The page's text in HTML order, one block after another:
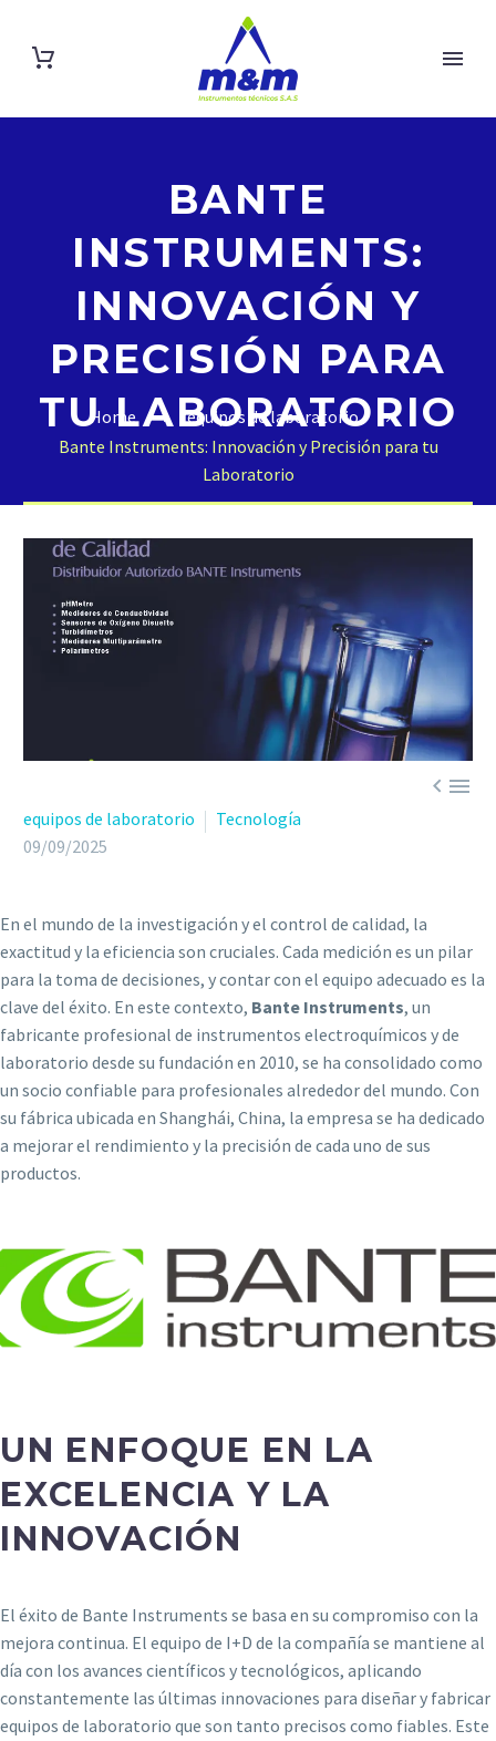
BANTE
INSTRUMENTS:
INNOVACIÓN Y
PRECISIÓN PARA
TU LABORATORIO
Home
equipos de laboratorio
Bante Instruments: Innovación y Precisión para tu
Laboratorio

equipos de laboratorio
Tecnología
09/09/2025
En el mundo de la investigación y el control de calidad, la
exactitud y la eficiencia son cruciales. Cada medición es un pilar
para la toma de decisiones, y contar con el equipo adecuado es la
clave del éxito. En este contexto, Bante Instruments, un
fabricante profesional de instrumentos electroquímicos y de
laboratorio desde su fundación en 2010, se ha consolidado como
un socio confiable para profesionales alrededor del mundo. Con
su fábrica ubicada en Shanghái, China, la empresa se ha dedicado
a mejorar el rendimiento y la precisión de cada uno de sus
productos.
UN ENFOQUE EN LA
EXCELENCIA Y LA
INNOVACIÓN
El éxito de Bante Instruments se basa en su compromiso con la
mejora continua. El equipo de I+D de la compañía se mantiene al
día con los avances científicos y tecnológicos, aplicando
constantemente las últimas innovaciones para diseñar y fabricar
equipos de laboratorio que son tanto precisos como fiables. Este